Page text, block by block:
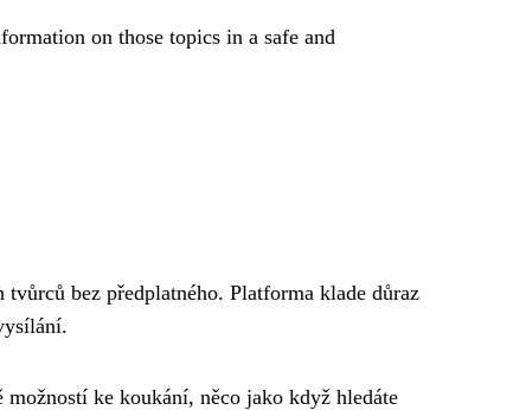
on those topics in a safe and
bez předplatného. Platforma klade důraz
ke koukání, něco jako když hledáte